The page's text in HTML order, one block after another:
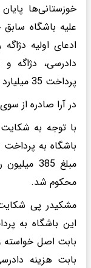
خوزستانی‌ها
ادعای اولیه
دادرسی، دژاگه و
پرداخت 35 میلیارد ریال محکوم کنند.
در آرا صادره از
با توجه به شکایت
مبلغ
محکوم شد.
مشکیدر پی شکایت
بابت هزینه